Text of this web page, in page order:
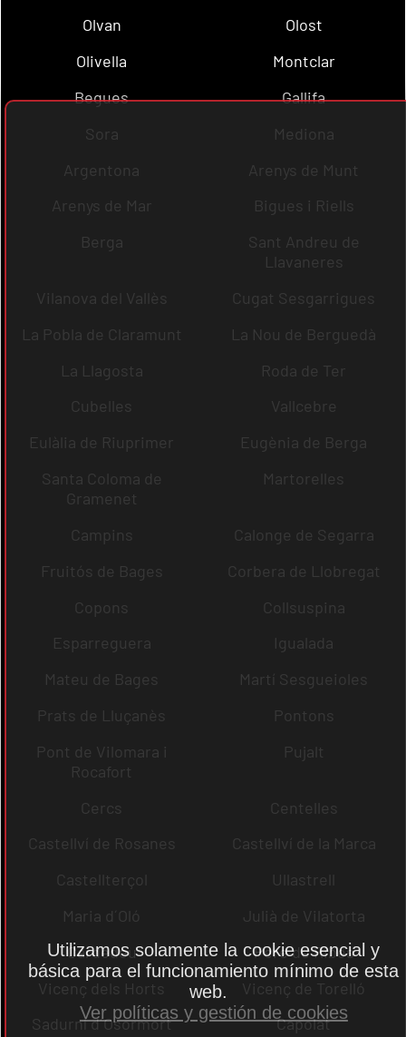
Olvan
Olost
Olivella
Montclar
Begues
Gallifa
Sora
Mediona
Argentona
Arenys de Munt
Arenys de Mar
Bigues i Riells
Berga
Sant Andreu de
Llavaneres
Vilanova del Vallès
Cugat Sesgarrigues
La Pobla de Claramunt
La Nou de Berguedà
La Llagosta
Roda de Ter
Cubelles
Vallcebre
Eulàlia de Riuprimer
Eugènia de Berga
Santa Coloma de
Gramenet
Martorelles
Campins
Calonge de Segarra
Fruitós de Bages
Corbera de Llobregat
Copons
Collsuspina
Esparreguera
Igualada
Mateu de Bages
Martí Sesgueioles
Prats de Lluçanès
Pontons
Pont de Vilomara i
Rocafort
Pujalt
Cercs
Centelles
Castellví de Rosanes
Castellví de la Marca
Castellterçol
Ullastrell
Maria d´Oló
Julià de Vilatorta
Cardedeu
Pere de Ribes
Vicenç dels Horts
Vicenç de Torelló
Sadurní d´Osormort
Capolat
Utilizamos solamente la cookie esencial y
básica para el funcionamiento mínimo de esta
web.
Ver políticas y gestión de cookies